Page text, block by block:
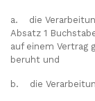
a. die
Absatz 1
auf einem Vertrag
beruht und
b. die